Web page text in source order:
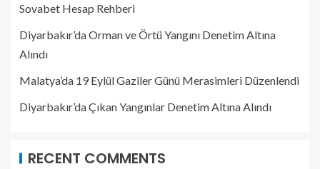
Sovabet Hesap Rehberi
Diyarbakır’da Orman ve Örtü Yangını Denetim Altına
Alındı
Malatya’da 19 Eylül Gaziler Günü Merasimleri Düzenlendi
Diyarbakır’da Çıkan Yangınlar Denetim Altına Alındı
RECENT COMMENTS